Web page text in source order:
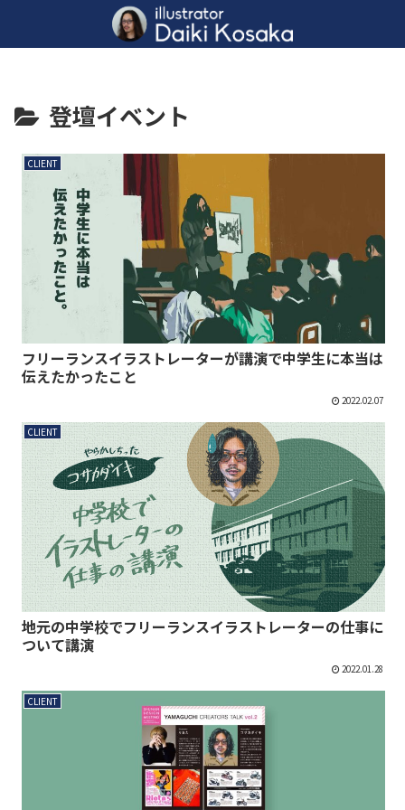
登壇イベント
CLIENT
フリーランスイラストレーターが講演で中学生に本当は
伝えたかったこと
2022.02.07
CLIENT
地元の中学校でフリーランスイラストレーターの仕事に
ついて講演
2022.01.28
CLIENT